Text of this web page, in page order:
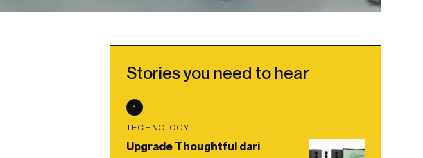
Stories you need to hear
1
TECHNOLOGY
Upgrade Thoughtful dari